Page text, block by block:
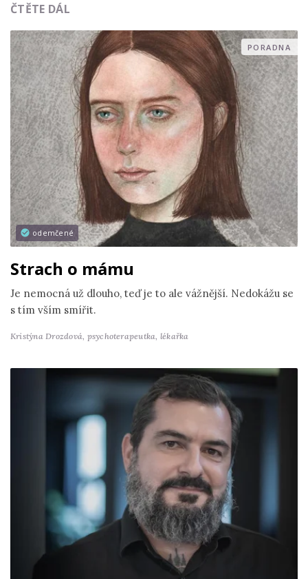
ČTĚTE DÁL
odemčené
PORADNA
Strach o mámu
Je nemocná už dlouho, teď je to ale vážnější. Nedokážu se
s tím vším smířit.
Kristýna Drozdová, psychoterapeutka, lékařka